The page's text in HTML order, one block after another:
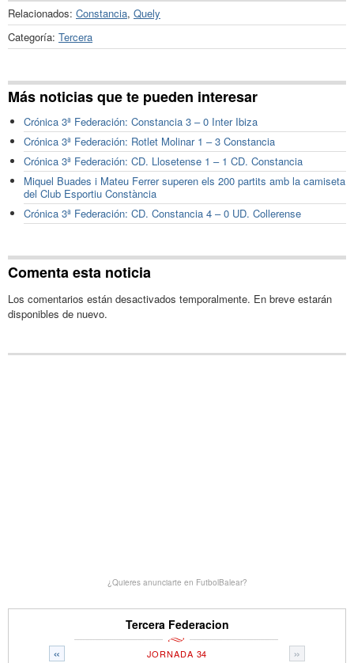
Relacionados: Constancia, Quely
Categoría: Tercera
Más noticias que te pueden interesar
Crónica 3ª Federación: Constancia 3 – 0 Inter Ibiza
Crónica 3ª Federación: Rotlet Molinar 1 – 3 Constancia
Crónica 3ª Federación: CD. Llosetense 1 – 1 CD. Constancia
Miquel Buades i Mateu Ferrer superen els 200 partits amb la camiseta
del Club Esportiu Constància
Crónica 3ª Federación: CD. Constancia 4 – 0 UD. Collerense
Comenta esta noticia
Los comentarios están desactivados temporalmente. En breve estarán
disponibles de nuevo.
¿Quieres anunciarte en FutbolBalear?
Tercera Federacion
« »
JORNADA 34